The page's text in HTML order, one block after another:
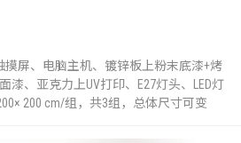
摸屏、电脑主机、镀锌板上粉末底漆+烤
漆、亚克力上UV打印、E27灯头、LED灯
200 cm/组，共3组，总体尺寸可变